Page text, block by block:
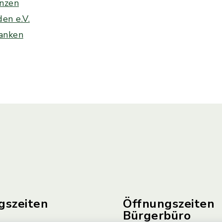
e.V.
Öffnungszeiten
Bürgerbüro